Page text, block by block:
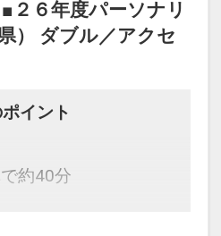
ます。
と「朝食付プラン」
」と「朝食付プラ
ちらかを
のうえ、予約にお進
２６年度パーソナリ
） ダブル／アクセ
イント
約40分